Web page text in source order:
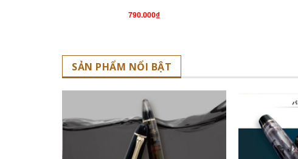
790.000₫
SẢN PHẨM NỔI BẬT